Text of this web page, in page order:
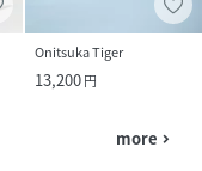
Onitsuka Tiger
13,200円
more navigate_next